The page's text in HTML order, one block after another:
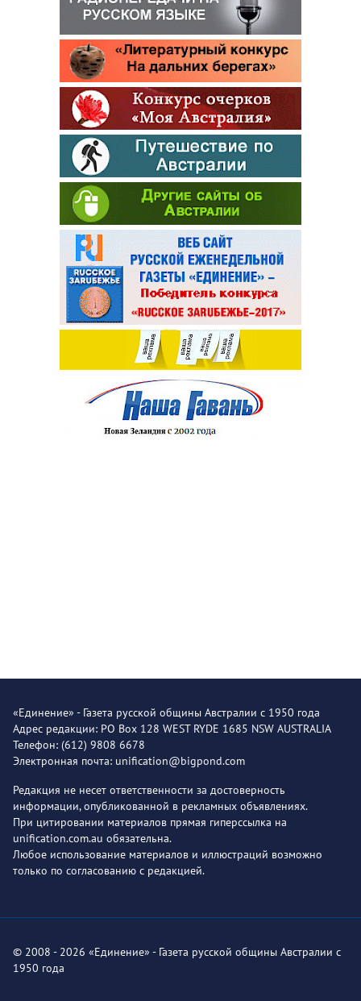
«Единение» - Газета русской общины Австралии с 1950 года
Адрес редакции: PO Box 128 WEST RYDE 1685 NSW AUSTRALIA
Телефон: (612) 9808 6678
Электронная почта: unification@bigpond.com
Редакция не несет ответственности за достоверность
информации, опубликованной в рекламных объявлениях.
При цитировании материалов прямая гиперссылка на
unification.com.au обязательна.
Любое использование материалов и иллюстраций возможно
только по согласованию с редакцией.
© 2008 - 2026 «Единение» - Газета русской общины Австралии с
1950 года